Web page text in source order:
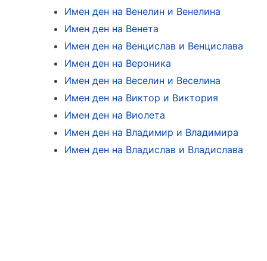
Имен ден на Венелин и Венелина
Имен ден на Венета
Имен ден на Венцислав и Венцислава
Имен ден на Вероника
Имен ден на Веселин и Веселина
Имен ден на Виктор и Виктория
Имен ден на Виолета
Имен ден на Владимир и Владимира
Имен ден на Владислав и Владислава